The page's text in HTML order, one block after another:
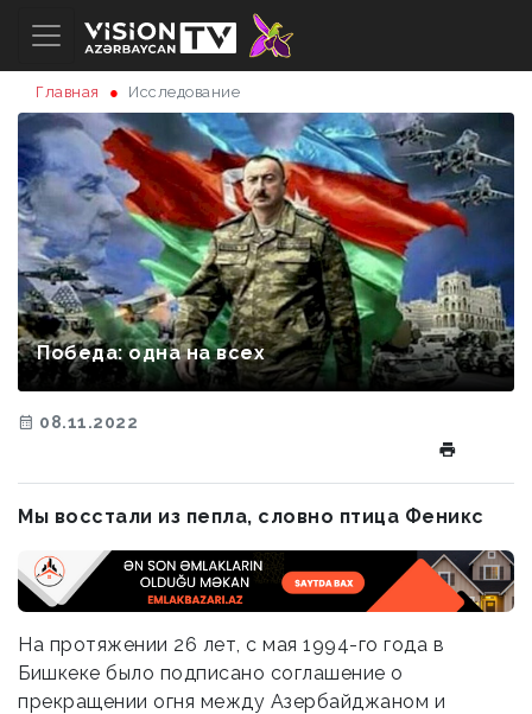
Главная Исследование
Победа: одна на всех
08.11.2022
Мы восстали из пепла, словно птица Феникс
На протяжении 26 лет, с мая 1994-го года в
Бишкеке было подписано соглашение о
прекращении огня между Азербайджаном и